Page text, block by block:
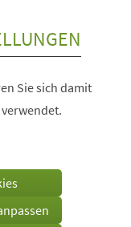
Sie sich damit